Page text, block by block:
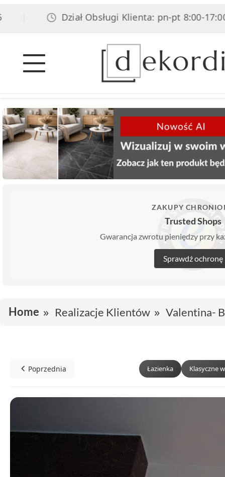
| Dział Obsługi Klienta: pn-pt 8:00-17:00,
ZAKUPY
Trusted Shops
Gwarancja zwrotu pieniędzy przy
Sprawdź ochronę
Home Realizacje Klientów Valentina-
Poprzednia Łazienka Klasyczne